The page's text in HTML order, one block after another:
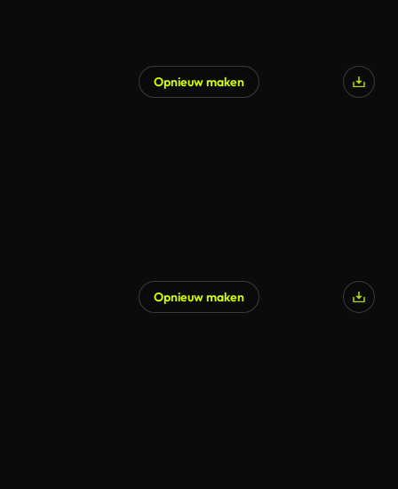
Opnieuw maken
Opnieuw maken